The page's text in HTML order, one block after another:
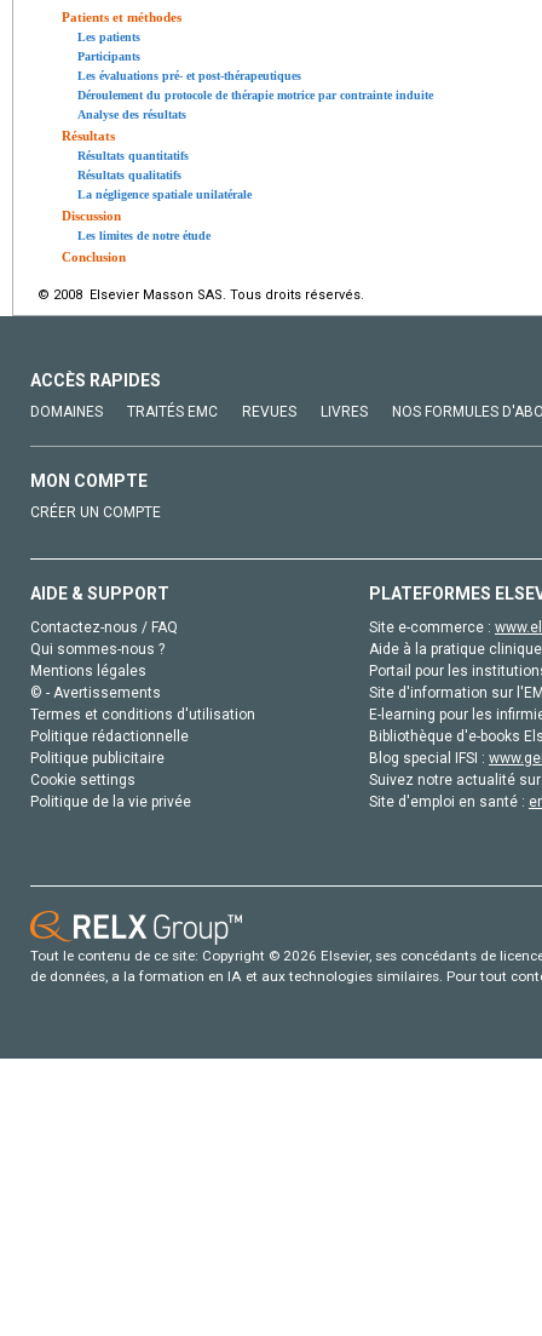
Patients et méthodes
Les patients
Participants
Les évaluations pré- et post-thérapeutiques
Déroulement du protocole de thérapie motrice par contrainte induite
Analyse des résultats
Résultats
Résultats quantitatifs
Résultats qualitatifs
La négligence spatiale unilatérale
Discussion
Les limites de notre étude
Conclusion
© 2008 Elsevier Masson SAS. Tous droits réservés.
ACCÈS RAPIDES
DOMAINES TRAITÉS EMC REVUES LIVRES NOS FORMULES
MON COMPTE
CRÉER UN COMPTE
AIDE & SUPPORT
Contactez-nous / FAQ
Qui sommes-nous ?
Mentions légales
© - Avertissements
Termes et conditions d'utilisation
Politique rédactionnelle
Politique publicitaire
Cookie settings
Politique de la vie privée
PLATEFORMES
Site e-commerce :
Aide à la pratique
Portail pour les
Site d'information sur
E-learning pour les
Bibliothèque d'e-books
Blog special IFSI :
Suivez notre actualité
Site d'emploi en santé :
Tout le contenu de ce site: Copyright © 2026 Elsevier, ses concédants de
de données, a la formation en IA et aux technologies similaires. Pour tout